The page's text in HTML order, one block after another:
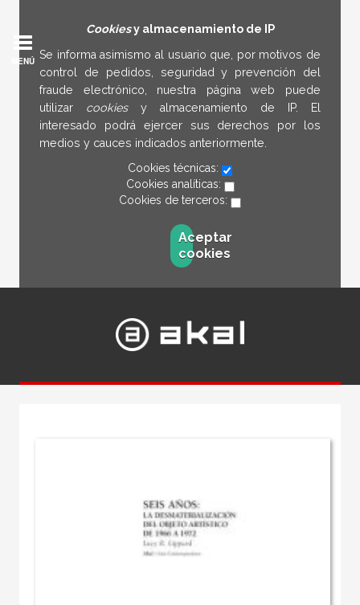
Cookiesy almacenamiento de IP
Se informa asimismo al usuario que, por motivos de
control de pedidos, seguridad y prevención del
fraude electrónico, nuestra página web puede
utilizar cookies y almacenamiento de IP. El
interesado podrá ejercer sus derechos por los
medios y cauces indicados anteriormente.
Cookies técnicas:
Cookies analíticas:
Cookies de terceros:
Aceptar
cookies
MENÚ